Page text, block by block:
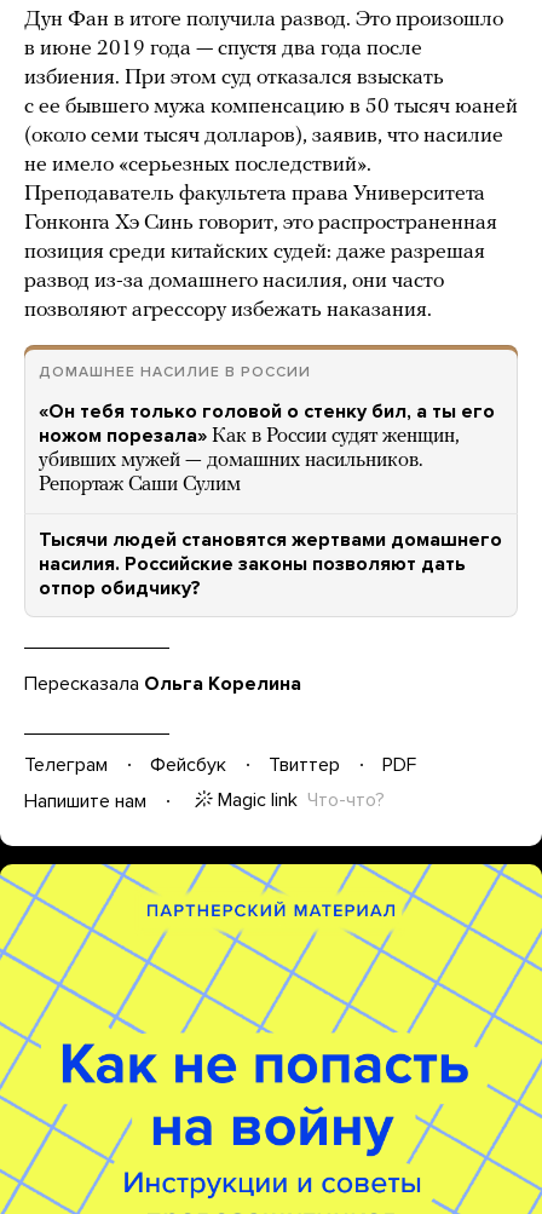
Дун Фан в итоге получила развод. Это произошло
в июне 2019 года — спустя два года после
избиения. При этом суд отказался взыскать
с ее бывшего мужа компенсацию в 50 тысяч юаней
(около семи тысяч долларов), заявив, что насилие
не имело «серьезных последствий».
Преподаватель факультета права Университета
Гонконга Хэ Синь говорит, это распространенная
позиция среди китайских судей: даже разрешая
развод из-за домашнего насилия, они часто
позволяют агрессору избежать наказания.
ДОМАШНЕЕ НАСИЛИЕ В РОССИИ
«Он тебя только головой о стенку бил, а ты его
ножом порезала» Как в России судят женщин,
убивших мужей — домашних насильников.
Репортаж Саши Сулим
Тысячи людей становятся жертвами домашнего
насилия. Российские законы позволяют дать
отпор обидчику?
Пересказала Ольга Корелина
Телеграм Фейсбук Твиттер
PDF
Напишите нам
Magic link Что-что?